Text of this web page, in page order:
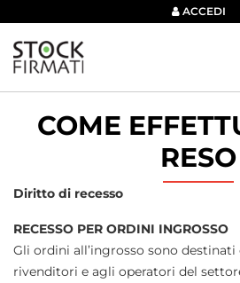
ACCEDI
COME
RESO
Diritto di recesso
RECESSO PER ORDINI INGROSSO
Gli ordini all’ingrosso sono
rivenditori e agli operatori del